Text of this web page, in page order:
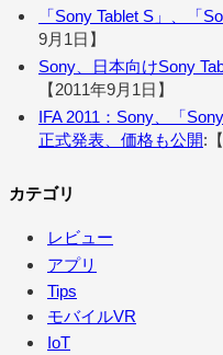
「Sony Tablet S」、「
9月1日】
Sony、日本向けSony
【2011年9月1日】
IFA 2011：Sony、「
正式発表、価格も公開:
カテゴリ
レビュー
アプリ
Tips
モバイルVR
IoT